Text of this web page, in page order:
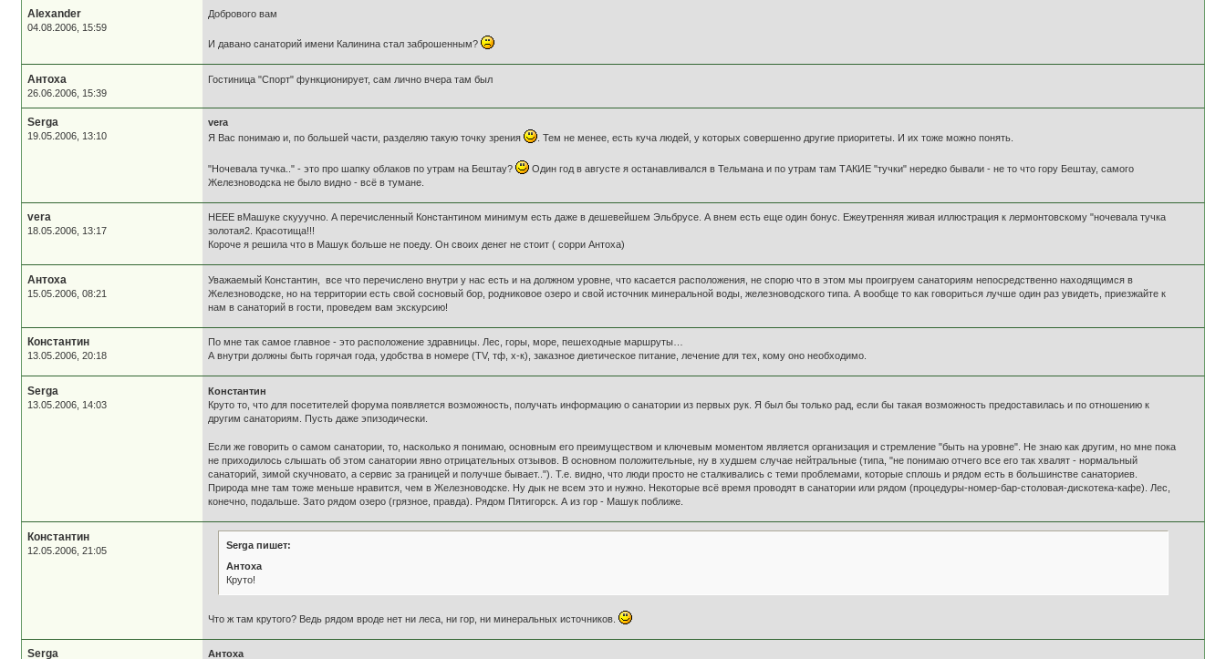
Alexander
04.08.2006, 15:59
Добрового вам
И давано санаторий име­ни Ка­ли­ни­на стал заброшенным?
Антоха
26.06.2006, 15:39
Гостиница "Спорт" функционирует, сам лично вчера там был
Serga
19.05.2006, 13:10
vera
Я Вас понимаю и, по большей части, разделяю такую точку зрения
. Тем не менее, есть куча людей, у которых совершенно другие приоритеты. И их тоже можно понять.
"Ночевала тучка.." - это про шапку облаков по утрам на Бештау?
Один год в августе я останавливался в Тельмана и по утрам там ТАКИЕ "тучки" нередко бывали - не то что гору Бештау, самого
Железноводска не было видно - всё в тумане.
vera
18.05.2006, 13:17
НЕЕЕ вМашуке скууучно. А перечисленный Константином минимум есть даже в дешевейшем Эльбрусе. А внем есть еще один бонус. Ежеутренняя живая иллюстрация к лермонтовскому "ночевала тучка
золотая2. Красотища!!!
Короче я решила что в Машук больше не поеду. Он своих денег не стоит ( сорри Антоха)
Антоха
15.05.2006, 08:21
Уважаемый Константин, все что перечислено внутри у нас есть и на должном уровне, что касается расположения, не спорю что в этом мы проигруем санаториям непосредственно находящимся в
Железноводске, но на территории есть свой сосновый бор, родниковое озеро и свой источник минеральной воды, железноводского типа. А вообще то как говориться лучше один раз увидеть, приезжайте к
нам в санаторий в гости, проведем вам экскурсию!
Константин
13.05.2006, 20:18
По мне так самое главное - это расположение здравницы. Лес, горы, море, пешеходные маршруты…
А внутри должны быть горячая года, удобства в номере (TV, тф, х-к), заказное диетическое питание, лечение для тех, кому оно необходимо.
Serga
13.05.2006, 14:03
Константин
Круто то, что для посетителей форума появляется возможность, получать информацию о санатории из первых рук. Я был бы только рад, если бы такая возможность предоставилась и по отношению к
другим санаториям. Пусть даже эпизодически.
Если же говорить о самом санатории, то, насколько я понимаю, основным его преимуществом и ключевым моментом является организация и стремление "быть на уровне". Не знаю как другим, но мне пока
не приходилось слышать об этом санатории явно отрицательных отзывов. В основном положительные, ну в худшем случае нейтральные (типа, "не понимаю отчего все его так хвалят - нормальный
санаторий, зимой скучновато, а сервис за границей и получше бывает.."). Т.е. видно, что люди просто не сталкивались с теми проблемами, которые сплошь и рядом есть в большинстве санаториев.
Природа мне там тоже меньше нравится, чем в Железноводске. Ну дык не всем это и нужно. Некоторые всё время проводят в санатории или рядом (процедуры-номер-бар-столовая-дискотека-кафе). Лес,
конечно, подальше. Зато рядом озеро (грязное, правда). Рядом Пятигорск. А из гор - Машук поближе.
Константин
12.05.2006, 21:05
Serga пишет:
Антоха
Круто!
Что ж там крутого? Ведь рядом вроде нет ни леса, ни гор, ни минеральных источников.
Serga Антоха